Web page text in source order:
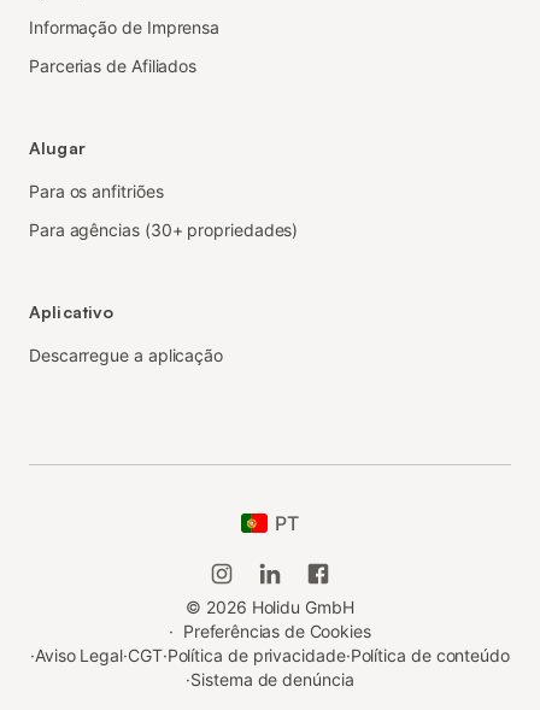
Informação de Imprensa
Parcerias de Afiliados
Alugar
Para os anfitriões
Para agências (30+ propriedades)
Aplicativo
Descarregue a aplicação
PT
© 2026 Holidu GmbH
· Preferências de Cookies
·Aviso Legal·CGT·Política de privacidade·Política de conteúdo
·Sistema de denúncia